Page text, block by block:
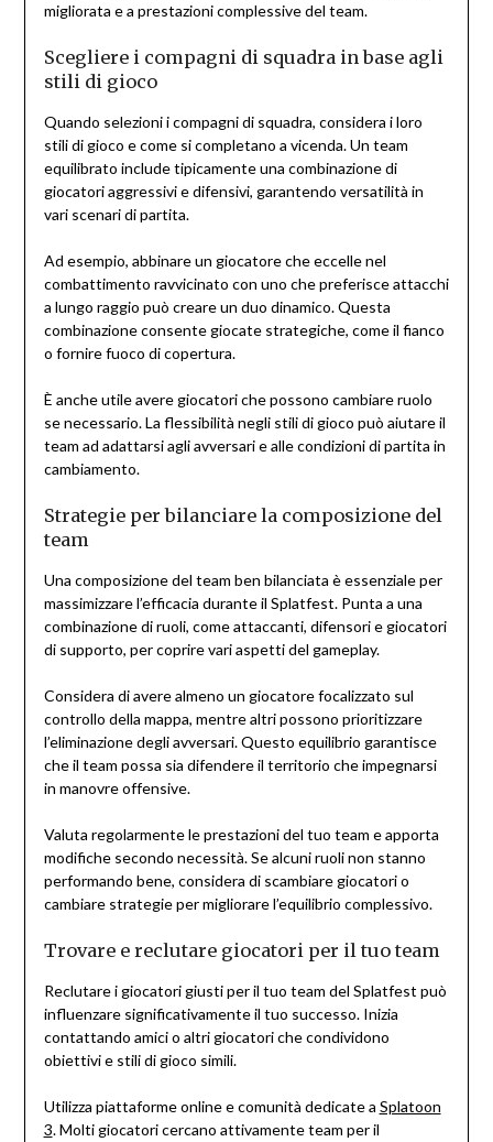
migliorata e a prestazioni complessive del team.
Scegliere i compagni di squadra in base agli
stili di gioco
Quando selezioni i compagni di squadra, considera i loro
stili di gioco e come si completano a vicenda. Un team
equilibrato include tipicamente una combinazione di
giocatori aggressivi e difensivi, garantendo versatilità in
vari scenari di partita.
Ad esempio, abbinare un giocatore che eccelle nel
combattimento ravvicinato con uno che preferisce attacchi
a lungo raggio può creare un duo dinamico. Questa
combinazione consente giocate strategiche, come il fianco
o fornire fuoco di copertura.
È anche utile avere giocatori che possono cambiare ruolo
se necessario. La flessibilità negli stili di gioco può aiutare il
team ad adattarsi agli avversari e alle condizioni di partita in
cambiamento.
Strategie per bilanciare la composizione del
team
Una composizione del team ben bilanciata è essenziale per
massimizzare l’efficacia durante il Splatfest. Punta a una
combinazione di ruoli, come attaccanti, difensori e giocatori
di supporto, per coprire vari aspetti del gameplay.
Considera di avere almeno un giocatore focalizzato sul
controllo della mappa, mentre altri possono prioritizzare
l’eliminazione degli avversari. Questo equilibrio garantisce
che il team possa sia difendere il territorio che impegnarsi
in manovre offensive.
Valuta regolarmente le prestazioni del tuo team e apporta
modifiche secondo necessità. Se alcuni ruoli non stanno
performando bene, considera di scambiare giocatori o
cambiare strategie per migliorare l’equilibrio complessivo.
Trovare e reclutare giocatori per il tuo team
Reclutare i giocatori giusti per il tuo team del Splatfest può
influenzare significativamente il tuo successo. Inizia
contattando amici o altri giocatori che condividono
obiettivi e stili di gioco simili.
Utilizza piattaforme online e comunità dedicate a Splatoon
3. Molti giocatori cercano attivamente team per il